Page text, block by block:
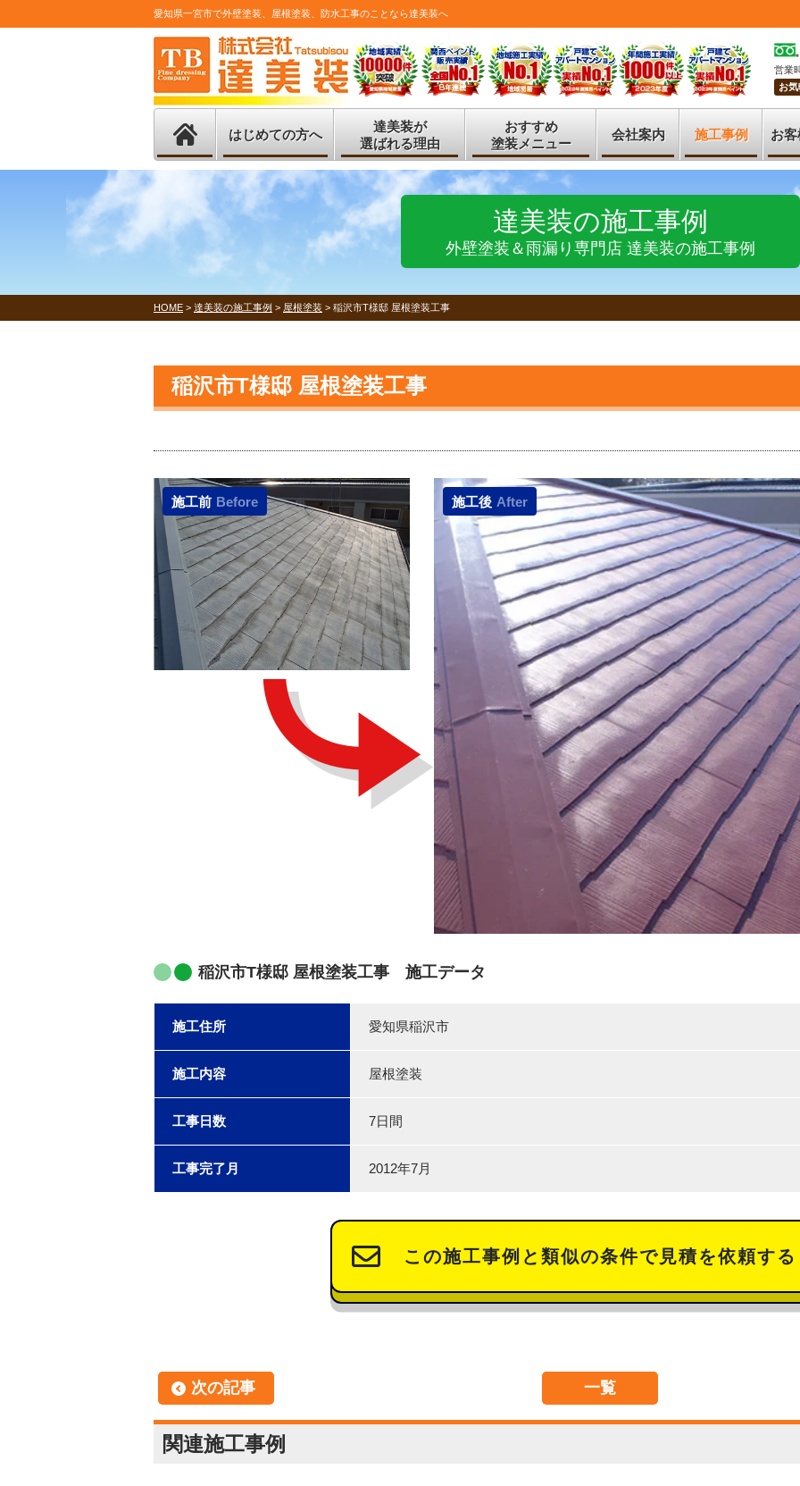
愛知県一宮市で外壁塗装、屋根塗装、防水工事のことなら達美装へ
営業
お
はじめての方へ
達美装が
選ばれる理由
おすすめ
塗装メニュー
会社案内 施工事例 お
達美装の施工事例
外壁塗装＆雨漏り専門店 達美装の施工事例
HOME > 達美装の施工事例 > 屋根塗装 > 稲沢市T様邸 屋根塗装工事
稲沢市T様邸 屋根塗装工事
施工後 After
施工前 Before
稲沢市T様邸 屋根塗装工事 施工データ
施工住所 愛知県稲沢市
施工内容 屋根塗装
工事日数 7日間
工事完了月 2012年7月
この施工事例と類似の条件で見積を依頼する
次の記事 一覧
関連施工事例